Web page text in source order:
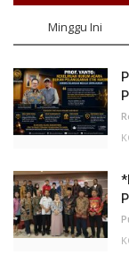
Minggu Ini